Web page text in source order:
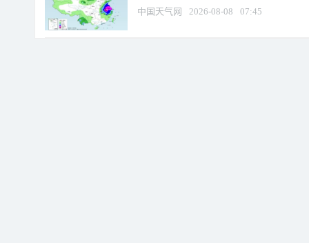
中国天气网 2026-08-08 07:45